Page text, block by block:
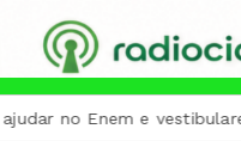
e vestibulares